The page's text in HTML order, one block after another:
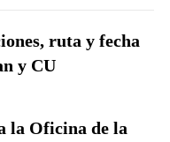
ruta y fecha
y CU
la Oficina de la